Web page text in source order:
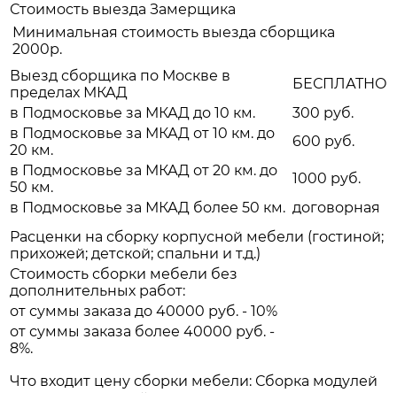
Стоимость выезда Замерщика
Минимальная стоимость выезда сборщика
2000р.
Выезд сборщика по Москве в
пределах МКАД
БЕСПЛАТНО
в Подмосковье за МКАД до 10 км.
300 руб.
в Подмосковье за МКАД от 10 км. до
20 км.
600 руб.
в Подмосковье за МКАД от 20 км. до
50 км.
1000 руб.
в Подмосковье за МКАД более 50 км. договорная
Расценки на сборку корпусной мебели (гостиной;
прихожей; детской; спальни и т.д.)
Стоимость сборки мебели без
дополнительных работ:
от суммы заказа до 40000 руб. - 10%
от суммы заказа более 40000 руб. -
8%.
Что входит цену сборки мебели: Сборка модулей